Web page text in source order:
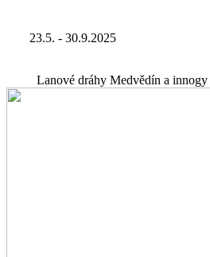
23.5. - 30.9.2025
Lanové dráhy Medvědín a